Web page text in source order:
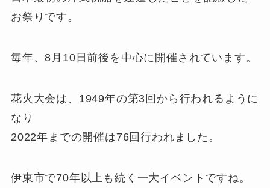
お祭りです。
毎年、8月10日前後を中心に開催されています。
花火大会は、1949年の第3回から行われるように
なり
2022年までの開催は76回行われました。
伊東市で70年以上も続く一大イベントですね。